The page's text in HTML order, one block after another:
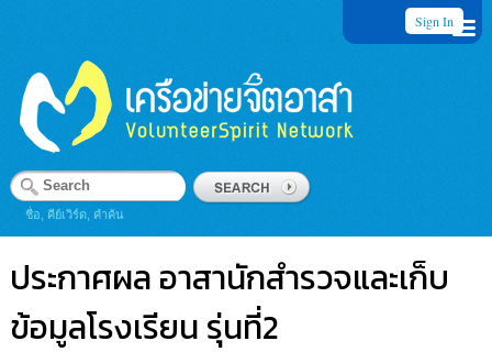
Sign In
ชื่อ, คีย์เวิร์ด, คำค้น
ประกาศผล อาสานักสำรวจและเก็บ
ข้อมูลโรงเรียน รุ่นที่2